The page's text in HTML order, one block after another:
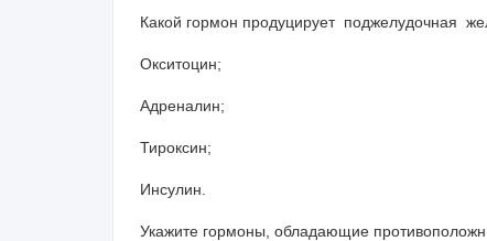
Какой гормон продуцирует поджелудочная
Окситоцин;
Адреналин;
Тироксин;
Инсулин.
Укажите гормоны, обладающие